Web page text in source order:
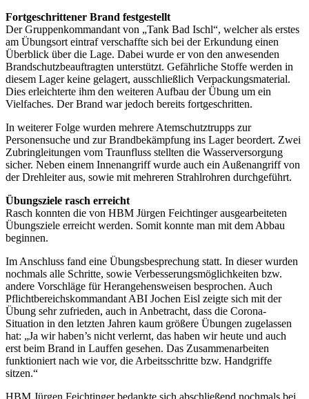
Fortgeschrittener Brand festgestellt
Der Gruppenkommandant von „Tank Bad Ischl“, welcher als erstes
am Übungsort eintraf verschaffte sich bei der Erkundung einen
Überblick über die Lage. Dabei wurde er von den anwesenden
Brandschutzbeauftragten unterstützt. Gefährliche Stoffe werden in
diesem Lager keine gelagert, ausschließlich Verpackungsmaterial.
Dies erleichterte ihm den weiteren Aufbau der Übung um ein
Vielfaches. Der Brand war jedoch bereits fortgeschritten.
In weiterer Folge wurden mehrere Atemschutztrupps zur
Personensuche und zur Brandbekämpfung ins Lager beordert. Zwei
Zubringleitungen vom Traunfluss stellten die Wasserversorgung
sicher. Neben einem Innenangriff wurde auch ein Außenangriff von
der Drehleiter aus, sowie mit mehreren Strahlrohren durchgeführt.
Übungsziele rasch erreicht
Rasch konnten die von HBM Jürgen Feichtinger ausgearbeiteten
Übungsziele erreicht werden. Somit konnte man mit dem Abbau
beginnen.
Im Anschluss fand eine Übungsbesprechung statt. In dieser wurden
nochmals alle Schritte, sowie Verbesserungsmöglichkeiten bzw.
andere Vorschläge für Herangehensweisen besprochen. Auch
Pflichtbereichskommandant ABI Jochen Eisl zeigte sich mit der
Übung sehr zufrieden, auch in Anbetracht, dass die Corona-
Situation in den letzten Jahren kaum größere Übungen zugelassen
hat: „Ja wir haben’s nicht verlernt, das haben wir heute und auch
erst beim Brand in Lauffen gesehen. Das Zusammenarbeiten
funktioniert nach wie vor, die Arbeitsschritte bzw. Handgriffe
sitzen.“
HBM Jürgen Feichtinger bedankte sich abschließend nochmals bei